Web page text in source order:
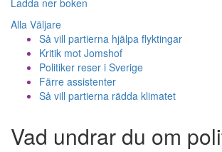
Alla Väljare
Så vill partierna hjälpa flyktingar
Kritik mot Jomshof
Politiker reser i Sverige
Färre assistenter
Så vill partierna rädda klimatet
Vad undrar du om